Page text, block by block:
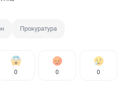
Прокуратура
0 0 0